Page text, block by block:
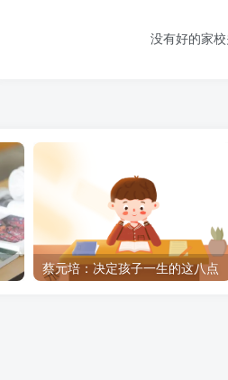
没有好的家
蔡元培：决定孩子一生的这八点